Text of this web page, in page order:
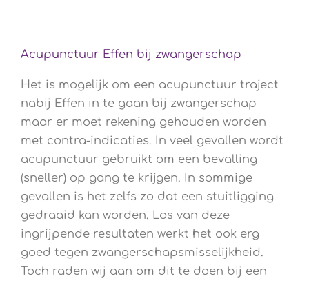
Acupunctuur Effen bij zwangerschap
Het is mogelijk om een acupunctuur traject
nabij Effen in te gaan bij zwangerschap
maar er moet rekening gehouden worden
met contra-indicaties. In veel gevallen wordt
acupunctuur gebruikt om een bevalling
(sneller) op gang te krijgen. In sommige
gevallen is het zelfs zo dat een stuitligging
gedraaid kan worden. Los van deze
ingrijpende resultaten werkt het ook erg
goed tegen zwangerschapsmisselijkheid.
Toch raden wij aan om dit te doen bij een